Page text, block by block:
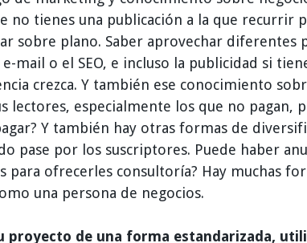
no tienes una publicación a la que recurrir
sobre plano. Saber aprovechar diferentes
e-mail o el SEO, e incluso la publicidad si
crezca. Y también ese conocimiento
lectores, especialmente los que no pagan,
Y también hay otras formas de
pase por los suscriptores. Puede haber
para ofrecerles consultoría? Hay muchas
una persona de negocios.
proyecto de una forma estandarizada,